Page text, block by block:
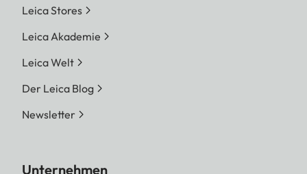
Leica Stores
Leica Akademie
Leica Welt
Der Leica Blog
Newsletter
Unternehmen